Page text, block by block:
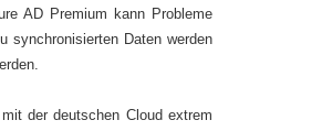
AD Premium kann Probleme
synchronisierten Daten werden
der deutschen Cloud extrem